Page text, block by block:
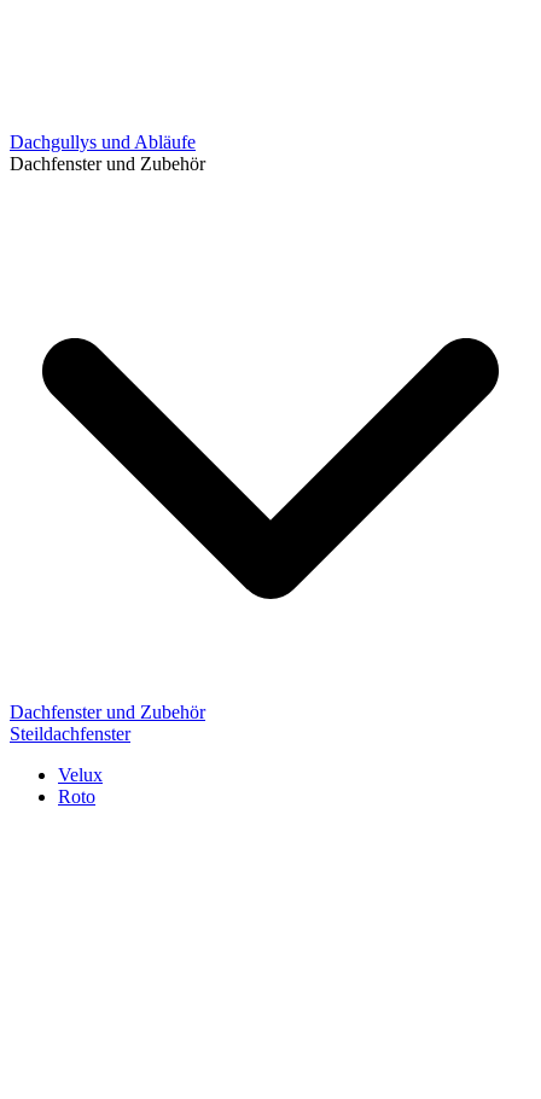
Dachgullys und Abläufe
Dachfenster und Zubehör
Dachfenster und Zubehör
Steildachfenster
Velux
Roto